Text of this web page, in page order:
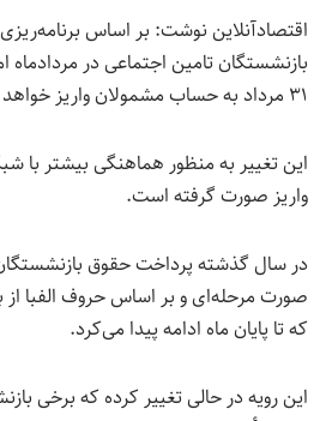
اقتصادآنلاین نوشت: بر اساس
۳۱ مرداد به حساب مشمولان واریز خواهد شد.
این تغییر به منظور هماهنگی بیشتر با
واریز صورت گرفته است.
در سال گذشته پرداخت حقوق
صورت مرحله‌ای و بر اساس حروف الفبا
که تا پایان ماه ادامه پیدا می‌کرد.
این رویه در حالی تغییر کرده که برخی